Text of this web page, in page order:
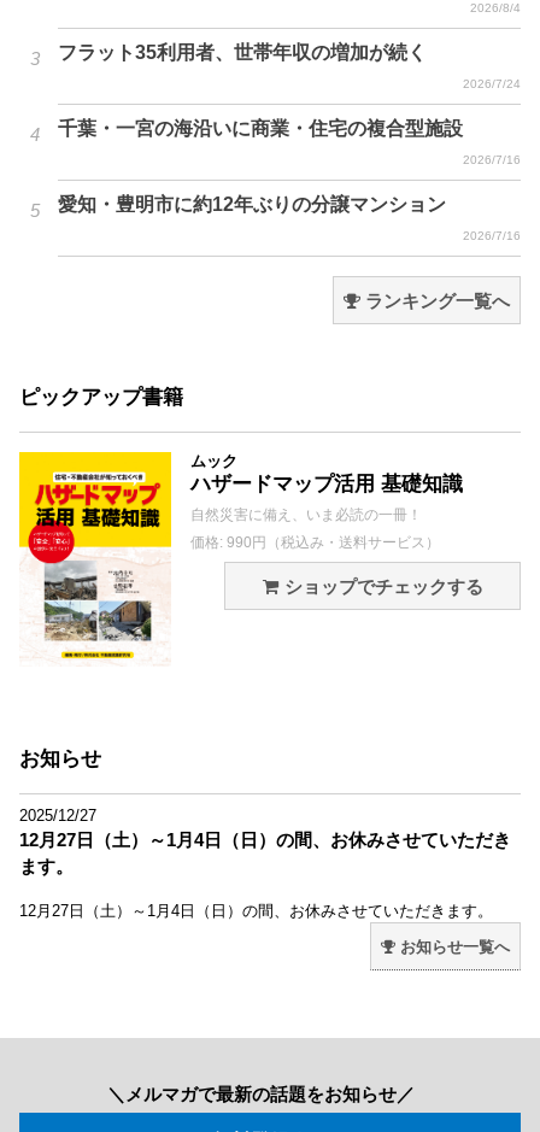
2026/8/4
フラット35利用者、世帯年収の増加が続く
2026/7/24
千葉・一宮の海沿いに商業・住宅の複合型施設
2026/7/16
愛知・豊明市に約12年ぶりの分譲マンション
2026/7/16
ランキング一覧へ
ピックアップ書籍
ムック
ハザードマップ活用 基礎知識
自然災害に備え、いま必読の一冊！
価格: 990円（税込み・送料サービス）
ショップでチェックする
お知らせ
2025/12/27
12月27日（土）～1月4日（日）の間、お休みさせていただき
ます。
12月27日（土）～1月4日（日）の間、お休みさせていただきます。
お知らせ一覧へ
＼メルマガで最新の話題をお知らせ／